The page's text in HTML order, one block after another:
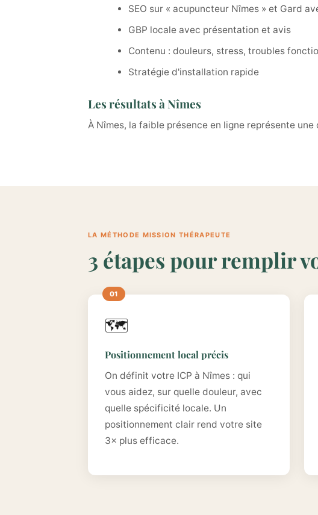
SEO sur « acupuncteur Nîmes » et Gard
GBP locale avec présentation et avis
Contenu : douleurs, stress, troubles
Stratégie d'installation rapide
Les résultats à Nîmes
À Nîmes, la faible présence en ligne représente
LA MÉTHODE MISSION THÉRAPEUTE
3 étapes pour remplir
🗺️
Positionnement local précis
On définit votre ICP à Nîmes : qui
vous aidez, sur quelle douleur, avec
quelle spécificité locale. Un
positionnement clair rend votre site
3× plus efficace.